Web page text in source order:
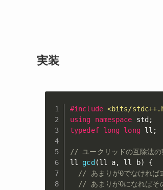
実装
#include <bits/
using
namespace std ;
typedef long long ll ;
// ユークリッドの互除法の
ll gcd (ll a, ll b)
{
// あまりが0でなければ
// あまりが0になればそ